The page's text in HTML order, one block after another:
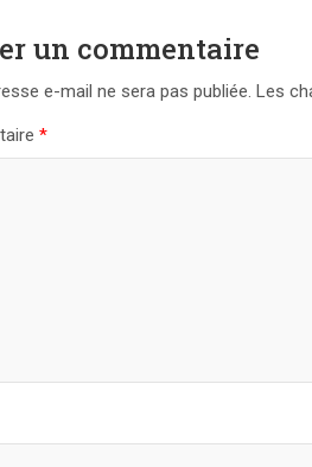
un commentaire
e-mail ne sera pas publiée. Les
*